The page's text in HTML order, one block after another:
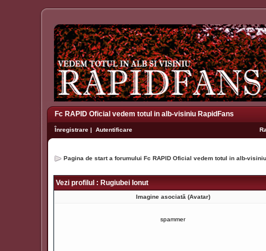
Fc RAPID Oficial vedem totul in alb-visiniu RapidFans
Înregistrare | Autentificare
Pagina de start a forumului Fc RAPID Oficial vedem totul in alb-
Vezi profilul : Rugiubei Ionut
Imagine asociată (Avatar)
spammer